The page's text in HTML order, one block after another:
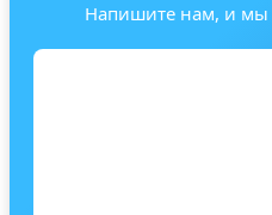
Напишите нам, и